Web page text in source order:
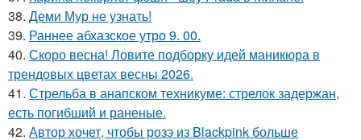
38. Деми Мур не узнать!
39. Раннее абхазское утро 9. 00.
40. Скоро весна! Ловите подборку идей маникюра в
трендовых цветах весны 2026.
41. Стрельба в анапском техникуме: стрелок задержан,
есть погибший и раненые.
42. Автор хочет, чтобы розэ из Blackpink больше